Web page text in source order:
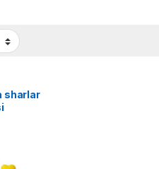
sharlar